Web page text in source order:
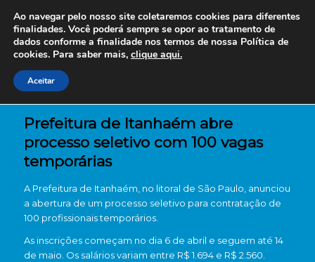
Prefeitura de Itanhaém abre
processo seletivo com 100 vagas
temporárias
A Prefeitura de Itanhaém , no litoral de São Paulo, anunciou
a abertura de um processo seletivo para contratação de
100 profissionais temporários.
As inscrições começam no dia 6 de abril e seguem até 14
de maio. Os salários variam entre R$ 1.694 e R$ 2.560.
Ao navegar pelo nosso site coletaremos cookies para diferentes
finalidades. Você poderá sempre se opor ao tratamento de
dados conforme a finalidade nos termos de nossa Política de
cookies. Para saber mais, clique aqui.
Aceitar